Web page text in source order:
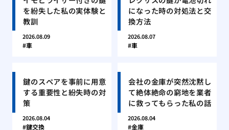
を紛失した私の実体験と
教訓
2026.08.09
車
になった時の対処法と交
換方法
2026.08.07
車
鍵のスペアを事前に用意
する重要性と紛失時の対
策
2026.08.04
鍵交換
会社の金庫が突然沈黙し
て絶体絶命の窮地を業者
に救ってもらった私の話
2026.08.04
金庫